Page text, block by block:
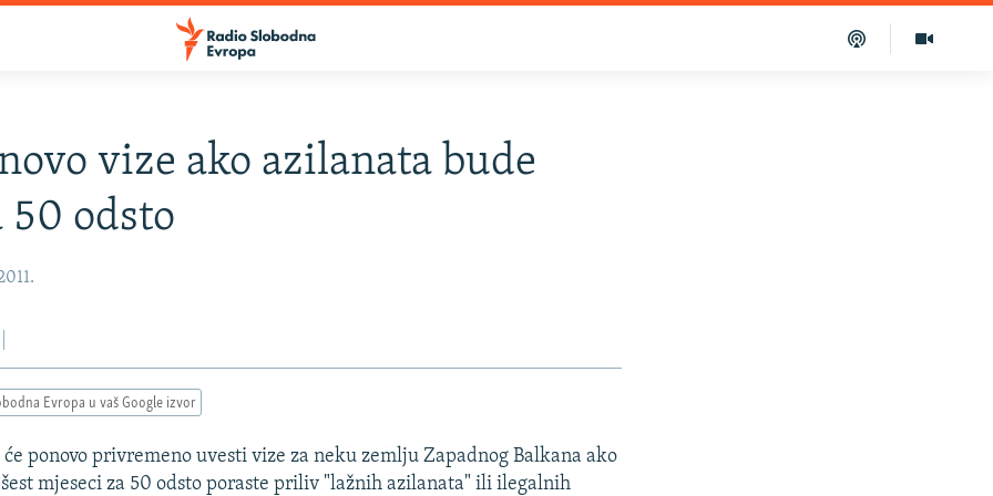
vize ako azilanata bude
50 odsto
Evropa u vaš Google izvor
ponovo privremeno uvesti vize za neku zemlju Zapadnog Balkana ako
mjeseci za 50 odsto poraste priliv "lažnih azilanata" ili ilegalnih